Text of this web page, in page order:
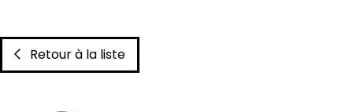
Retour à la liste